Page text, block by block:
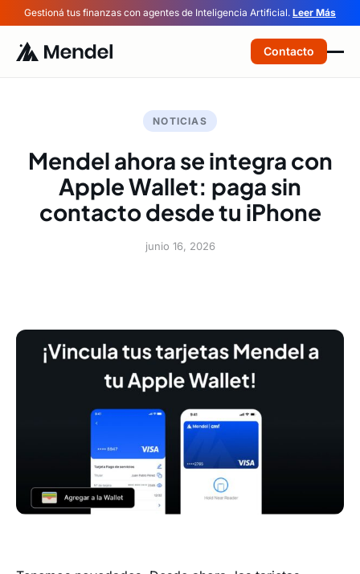
Gestioná tus finanzas con agentes de Inteligencia Artificial. Leer Más
Contacto
NOTICIAS
Mendel ahora se integra con
Apple Wallet: paga sin
contacto desde tu iPhone
junio 16, 2026